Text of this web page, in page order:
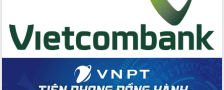
Lắk gửi gắm niềm tin, kỳ vọng vào lá
phiếu
Đắk Lắk sẵn sàng các điều kiện cho
Ngày hội bầu cử đại biểu Quốc hội
khóa XVI và HĐND các cấp nhiệm kỳ
2026-2031